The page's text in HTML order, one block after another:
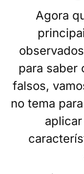
Agora
para saber
falsos,
no tema